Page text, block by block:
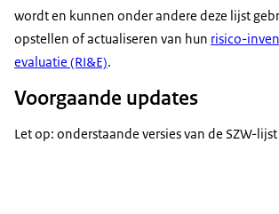
wordt en kunnen onder andere deze lijst
opstellen of actualiseren van hun risico-
evaluatie (RI&E).
Voorgaande updates
Let op: onderstaande versies van de SZW-